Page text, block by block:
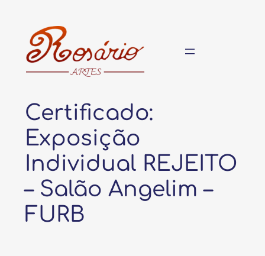
conteúdo
Certificado:
Exposição
Individual REJEITO
– Salão Angelim –
FURB